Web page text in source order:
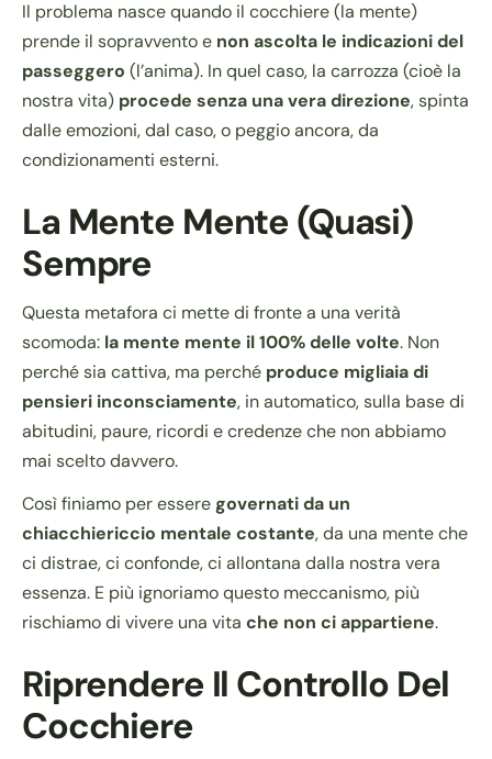
Il problema nasce quando il cocchiere (la mente)
prende il sopravvento e non ascolta le indicazioni del
passeggero (l’anima). In quel caso, la carrozza (cioè la
nostra vita) procede senza una vera direzione, spinta
dalle emozioni, dal caso, o peggio ancora, da
condizionamenti esterni.
La Mente Mente (quasi)
Sempre
Questa metafora ci mette di fronte a una verità
scomoda: la mente mente il 100% delle volte. Non
perché sia cattiva, ma perché produce migliaia di
pensieri inconsciamente, in automatico, sulla base di
abitudini, paure, ricordi e credenze che non abbiamo
mai scelto davvero.
Così finiamo per esseregovernati da un
chiacchiericcio mentale costante, da una mente che
ci distrae, ci confonde, ci allontana dalla nostra vera
essenza. E più ignoriamo questo meccanismo, più
rischiamo di vivere una vita che non ci appartiene.
Riprendere Il Controllo Del
Cocchiere